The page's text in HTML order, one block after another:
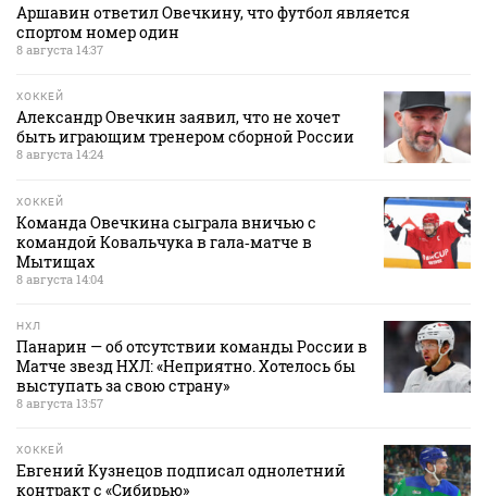
Аршавин ответил Овечкину, что футбол является
спортом номер один
8 августа 14:37
ХОККЕЙ
Александр Овечкин заявил, что не хочет
быть играющим тренером сборной России
8 августа 14:24
ХОККЕЙ
Команда Овечкина сыграла вничью с
командой Ковальчука в гала‑матче в
Мытищах
8 августа 14:04
НХЛ
Панарин — об отсутствии команды России в
Матче звезд НХЛ: «Неприятно. Хотелось бы
выступать за свою страну»
8 августа 13:57
ХОККЕЙ
Евгений Кузнецов подписал однолетний
контракт с «Сибирью»